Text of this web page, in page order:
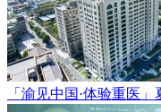
「渝见中国·体验重医